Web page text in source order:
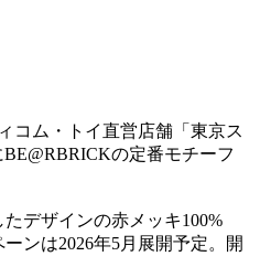
コム・トイ直営店舗「東京ス
の定番モチーフ
デザインの赤メッキ100%
ンは2026年5月展開予定。開